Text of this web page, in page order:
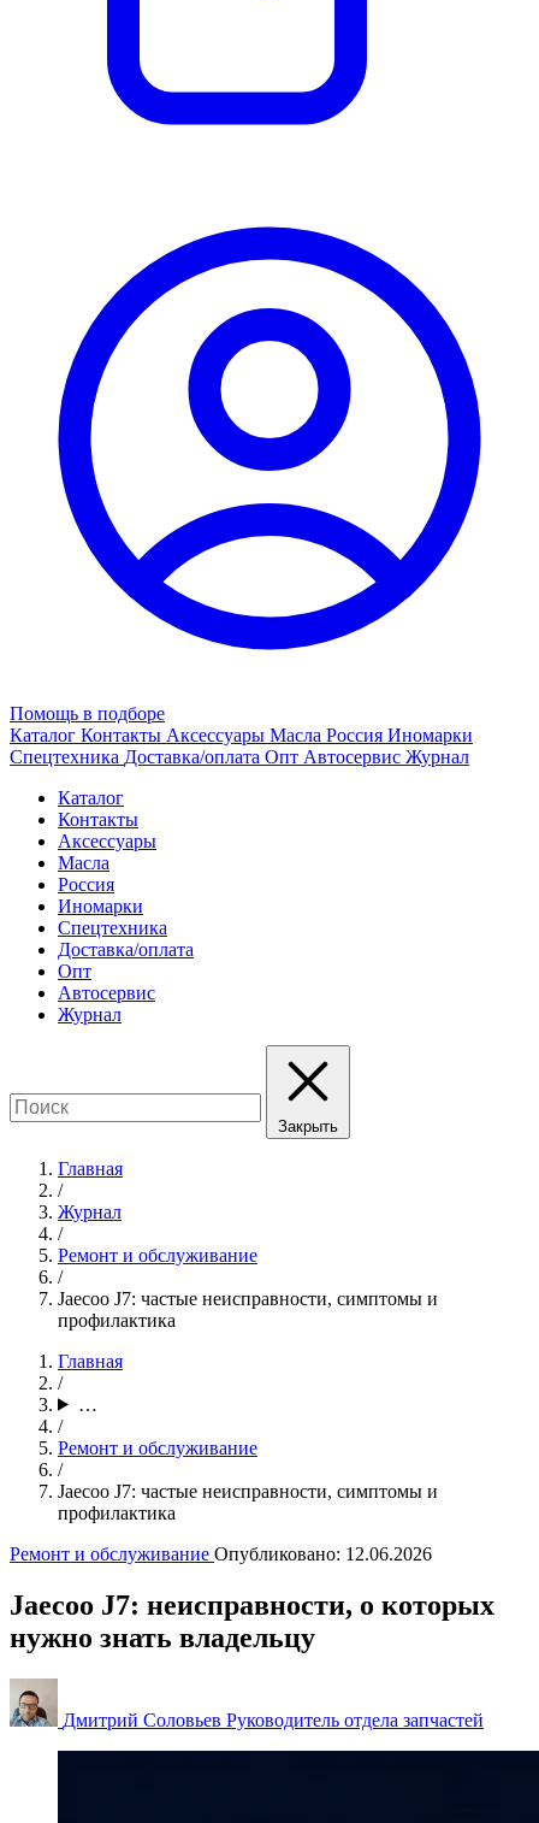
Помощь в подборе
Каталог Контакты Аксессуары Масла Россия Иномарки
Спецтехника Доставка/оплата Опт Автосервис Журнал
Каталог
Контакты
Аксессуары
Масла
Россия
Иномарки
Спецтехника
Доставка/оплата
Опт
Автосервис
Журнал
Закрыть
Главная
/
Журнал
/
Ремонт и обслуживание
/
Jaecoo J7: частые неисправности, симптомы и
профилактика
Главная
/
…
/
Ремонт и обслуживание
/
Jaecoo J7: частые неисправности, симптомы и
профилактика
Ремонт и обслуживание Опубликовано: 12.06.2026
Jaecoo J7: неисправности, о которых
нужно знать владельцу
Дмитрий Соловьев Руководитель отдела запчастей